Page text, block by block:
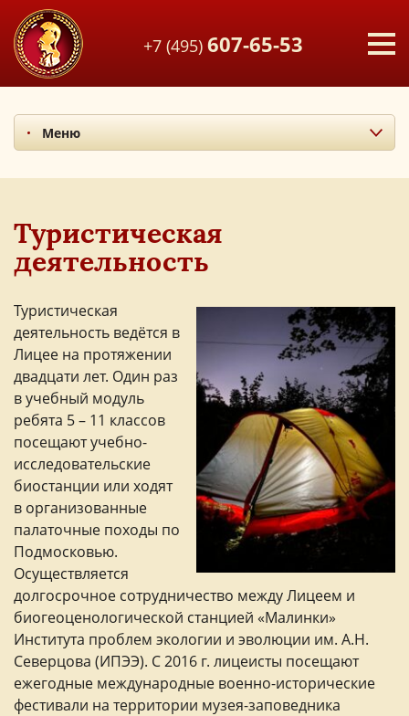
+7 (495) 607-65-53
Меню
Наши поездки
Наши праздники
Театр
Туристическая деятельность
Туристическая
деятельность
Туристическая
деятельность ведётся в
Лицее на протяжении
двадцати лет. Один раз
в учебный модуль
ребята 5 – 11 классов
посещают учебно-
исследовательские
биостанции или ходят
в организованные
палаточные походы по
Подмосковью.
Осуществляется
долгосрочное сотрудничество между Лицеем и
биогеоценологической станцией «Малинки»
Института проблем экологии и эволюции им. А.Н.
Северцова (ИПЭЭ). С 2016 г. лицеисты посещают
ежегодные международные военно-исторические
фестивали на территории музея-заповедника